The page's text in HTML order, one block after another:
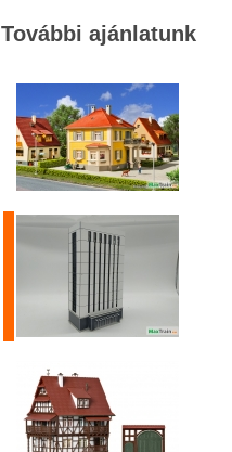
További ajánlatunk